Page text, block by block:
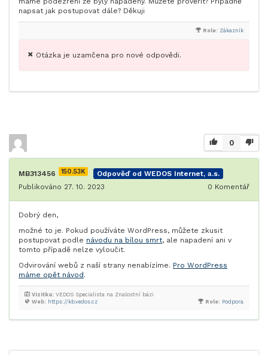
napsat jak postupovat dále? Děkuji
Role: Zákazník
Otázka je uzamčena pro nové odpovědi.
0
MB313456 150.53K
Odpověď od WEDOS Internet, a.s.
Publikováno 27. 10. 2023
0 Komentář
Dobrý den,
možné to je. Pokud používáte WordPress, můžete zkusit
postupovat podle návodu na bílou smrt, ale napadení ani v
tomto případě nelze vyloučit.
Odvirování webů z naší strany nenabízíme. Pro WordPress
máme opět návod.
Role: Podpora
Web: https://kb.vedos.cz
Vizitka: VEDOS Specialista na Znalostní bázi